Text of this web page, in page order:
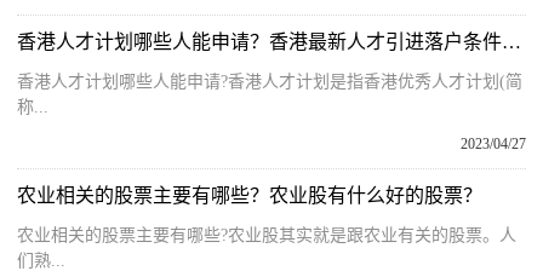
香港人才计划哪些人能申请？香港最新人才引进落户条件是什么？
香港人才计划哪些人能申请?香港人才计划是指香港优秀人才计划(简
称...
2023/04/27
农业相关的股票主要有哪些？农业股有什么好的股票？
农业相关的股票主要有哪些?农业股其实就是跟农业有关的股票。人
们熟...